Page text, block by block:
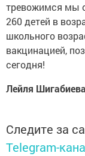
тревожимся мы
260 детей в
школьного
вакцинацией,
сегодня!
Лейля
Следите за
Telegram-